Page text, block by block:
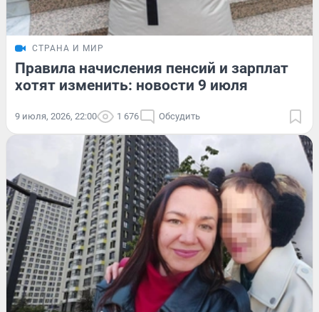
СТРАНА И МИР
Правила начисления пенсий и зарплат
хотят изменить: новости 9 июля
9 июля, 2026, 22:00 1 676 Обсудить